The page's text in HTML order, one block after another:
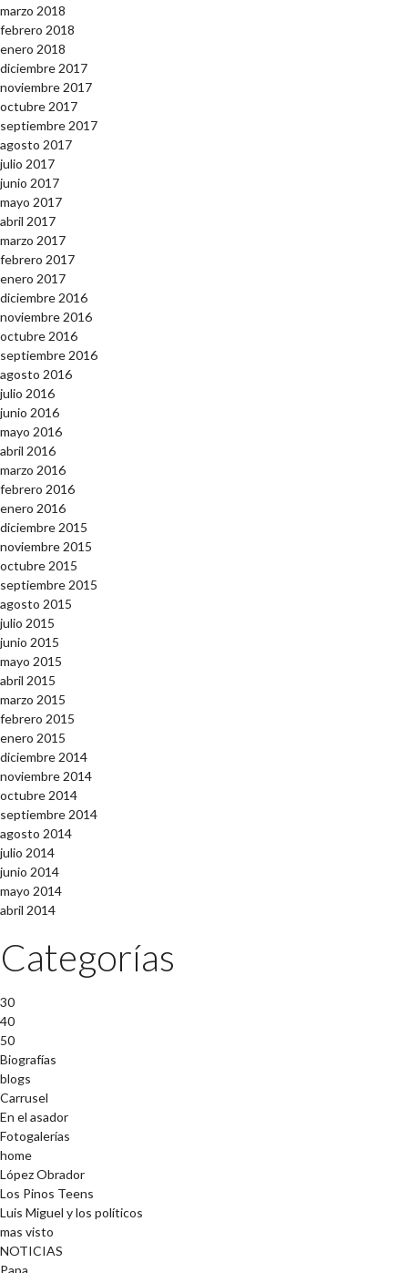
marzo 2018
febrero 2018
enero 2018
diciembre 2017
noviembre 2017
octubre 2017
septiembre 2017
agosto 2017
julio 2017
junio 2017
mayo 2017
abril 2017
marzo 2017
febrero 2017
enero 2017
diciembre 2016
noviembre 2016
octubre 2016
septiembre 2016
agosto 2016
julio 2016
junio 2016
mayo 2016
abril 2016
marzo 2016
febrero 2016
enero 2016
diciembre 2015
noviembre 2015
octubre 2015
septiembre 2015
agosto 2015
julio 2015
junio 2015
mayo 2015
abril 2015
marzo 2015
febrero 2015
enero 2015
diciembre 2014
noviembre 2014
octubre 2014
septiembre 2014
agosto 2014
julio 2014
junio 2014
mayo 2014
abril 2014
Categorías
30
40
50
Biografías
blogs
Carrusel
En el asador
Fotogalerías
home
López Obrador
Los Pinos Teens
Luis Miguel y los políticos
mas visto
NOTICIAS